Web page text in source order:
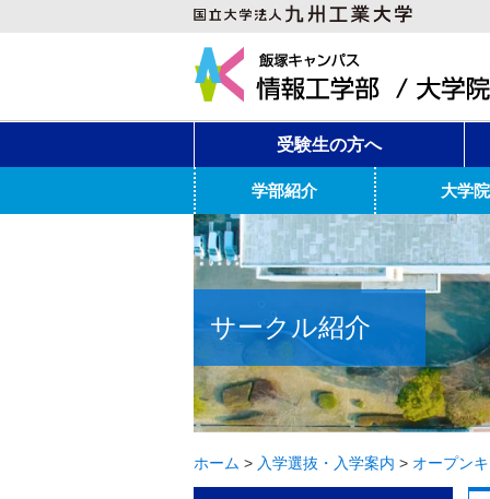
受験生の方へ
学部紹介 大学院
サークル紹介
ホーム > 入学選抜・入学案内 > オープン